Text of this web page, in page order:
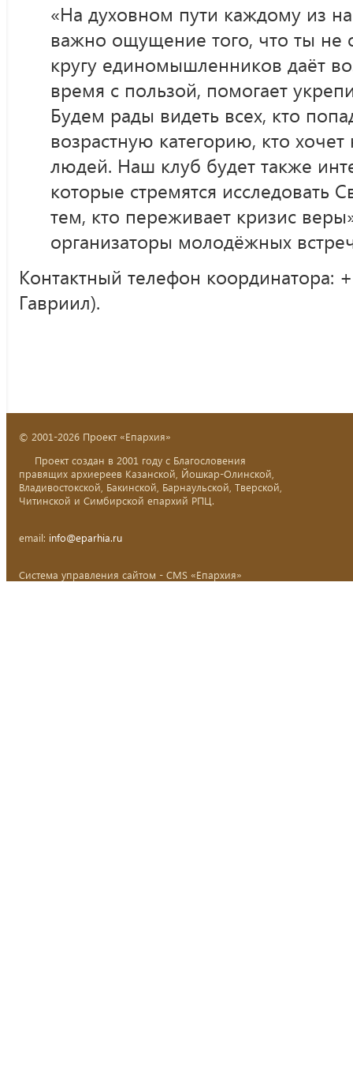
«На духовном пути каждому из
важно ощущение того, что ты не
кругу единомышленников даёт
время с пользой, помогает
Будем рады видеть всех, кто
возрастную категорию, кто
людей. Наш клуб будет также
которые стремятся исследовать
тем, кто переживает кризис
организаторы молодёжных
Контактный телефон координатора:
Гавриил).
© 2001-2026 Проект «Епархия»
Проект создан в 2001 году с Благословения
правящих архиереев Казанской, Йошкар-Олинской,
Владивостокской, Бакинской, Барнаульской, Тверской,
Читинской и Симбирской епархий РПЦ.
email: info@eparhia.ru
Система управления сайтом - CMS «Епархия»